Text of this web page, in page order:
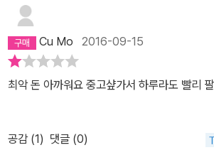
호흡명상을 소개하고 있다. 민감하고 예민한
방안으로는 운동화를 신고 유산소 운동에 힘쓰
소 운동의 결과인 심장박동과 호흡이 빨라지는
험하게하여 새로운 환경에서의 긴장상태나 불
수용능력을 향상시켜 줌을 연구결과를 통해
달음으로 고통을 받아들여 세상과 인생을 이해
는 방법에 대해 이야기 한다. 마음, 몸, 깨달음
럼 쭉 읽어나가는 책이 아니라 읽으면서 나의
해서 비교해보고, 내 경험을 예를 들어 생각해
을 실제로 해보며 자신에게 도움되는 방법(심
서 유지해보는것. 그것이 내 마음을 숨쉬듯 가
하다. 사실 책에 있는 예스프로젝트나 호흡명상
Cu Mo 2016-09-15
최악 돈 아까워요 중고샾가서 하루라도 빨리
공감 (1) 댓글 (0)